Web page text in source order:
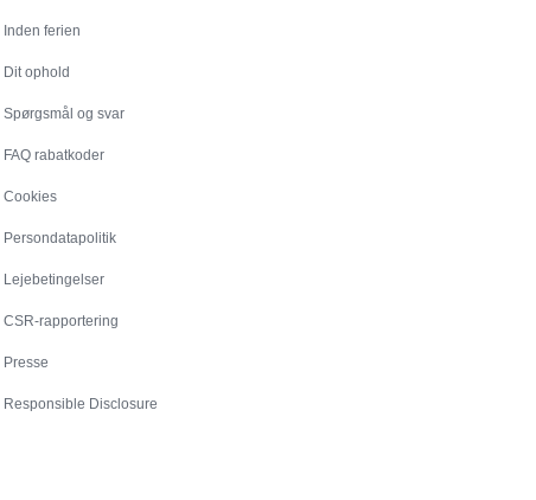
Inden ferien
Dit ophold
Spørgsmål og svar
FAQ rabatkoder
Cookies
Persondatapolitik
Lejebetingelser
CSR-rapportering
Presse
Responsible Disclosure